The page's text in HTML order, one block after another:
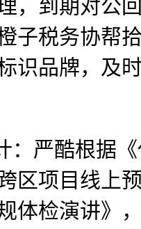
到期对公回
子税务协帮
识品牌，及
严酷根据《
区项目线上
体检演讲》